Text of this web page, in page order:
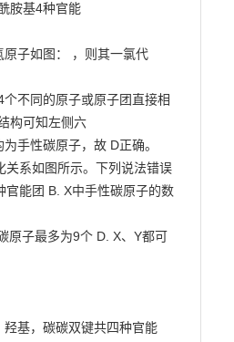
胺基4种官能
子如图： ，则其一氯代
不同的原子或原子团直接相
构可知左侧六
手性碳原子，故 D正确。
系如图所示。下列说法错误
官能团 B. X中手性碳原子的数
原子最多为9个 D. X、Y都可
基，碳碳双键共四种官能